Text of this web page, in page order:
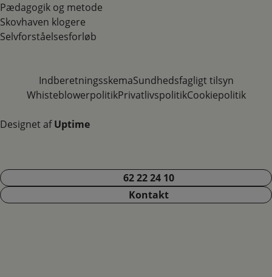
Pædagogik og metode
Skovhaven klogere
Selvforståelsesforløb
IndberetningsskemaSundhedsfagligt tilsyn
WhisteblowerpolitikPrivatlivspolitikCookiepolitik
Designet afUptime
62 22 24 10
Kontakt